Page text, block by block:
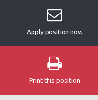
Apply position now
Print this position